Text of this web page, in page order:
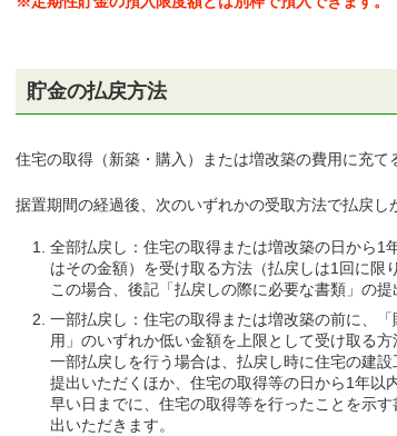
貯金の払戻方法
住宅の取得（新築・購入）または増改築の費用に充て
据置期間の経過後、次のいずれかの受取方法で払戻し
全部払戻し：住宅の取得または増改築の日から1
はその金額）を受け取る方法（払戻しは1回に限
この場合、後記「払戻しの際に必要な書類」の提
一部払戻し：住宅の取得または増改築の前に、
用」のいずれか低い金額を上限として受け取る方
一部払戻しを行う場合は、払戻し時に住宅の建
提出いただくほか、住宅の取得等の日から1年以
早い日までに、住宅の取得等を行ったことを示
出いただきます。